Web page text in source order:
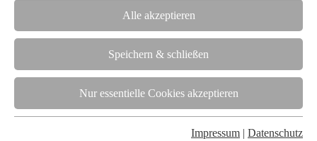
Alle akzeptieren
Speichern & schließen
Nur essentielle Cookies akzeptieren
Impressum | Datenschutz
Die Holzforschung Austria ist akkreditierte Prüf-, Inspektions- und
Team
Unsere gesamte Kompetenz ist in unseren Mitarbeiter:innen
gebündelt